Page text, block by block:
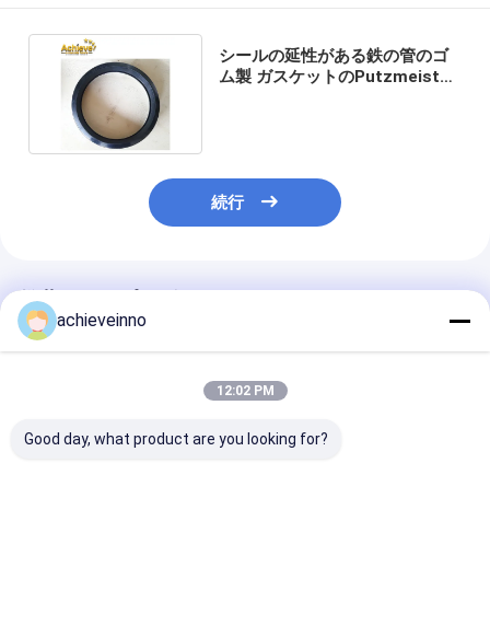
シールの延性がある鉄の管のゴ
ム製 ガスケットのPutzmeister
続行
推薦されたプロダクト
achieveinno
12:02 PM
Good day, what product are you looking for?